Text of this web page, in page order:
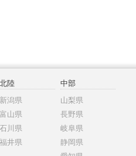
北陸
新潟県
富山県
石川県
福井県
中部
山梨県
長野県
岐阜県
静岡県